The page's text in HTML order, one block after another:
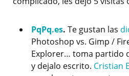
PqPq.es. Te gustan las
Photoshop vs. Gimp /
Explorer… toma partido
y dejalo escrito. Cristian